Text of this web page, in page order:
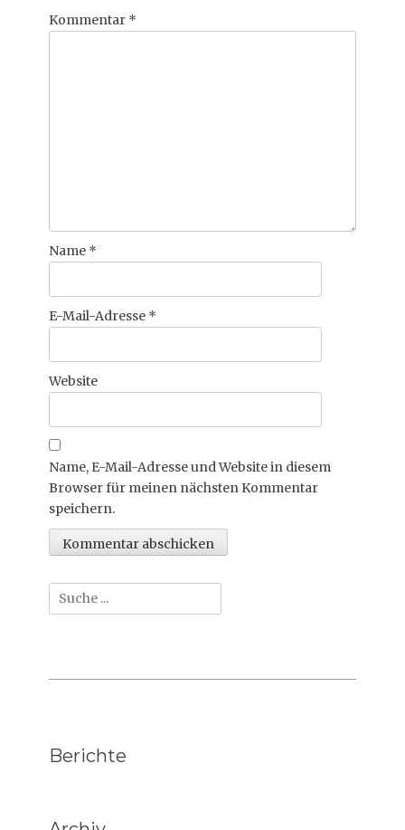
Kommentar *
Name *
E-Mail-Adresse *
Website
Name, E-Mail-Adresse und Website in diesem
Browser für meinen nächsten Kommentar
speichern.
Suche
nach:
Berichte